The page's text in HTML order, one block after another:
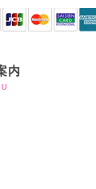
内